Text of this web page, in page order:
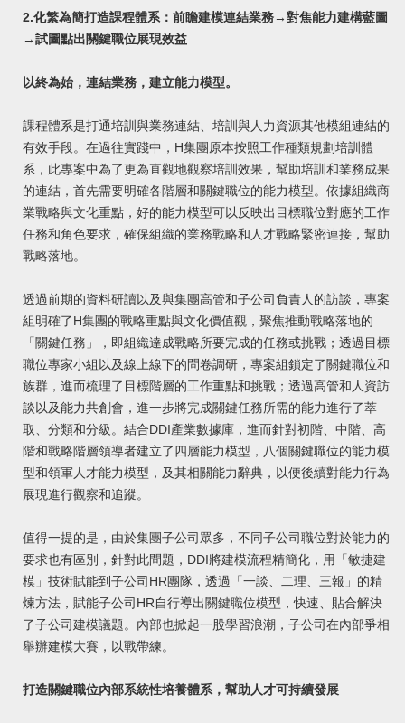
2.化繁為簡打造課程體系：前瞻建模連結業務→對焦能力建構藍圖
→試圖點出關鍵職位展現效益
以終為始，連結業務，建立能力模型。
課程體系是打通培訓與業務連結、培訓與人力資源其他模組連結的
有效手段。在過往實踐中，H集團原本按照工作種類規劃培訓體
系，此專案中為了更為直觀地觀察培訓效果，幫助培訓和業務成果
的連結，首先需要明確各階層和關鍵職位的能力模型。依據組織商
業戰略與文化重點，好的能力模型可以反映出目標職位對應的工作
任務和角色要求，確保組織的業務戰略和人才戰略緊密連接，幫助
戰略落地。
透過前期的資料研讀以及與集團高管和子公司負責人的訪談，專案
組明確了H集團的戰略重點與文化價值觀，聚焦推動戰略落地的
「關鍵任務」，即組織達成戰略所要完成的任務或挑戰；透過目標
職位專家小組以及線上線下的問卷調研，專案組鎖定了關鍵職位和
族群，進而梳理了目標階層的工作重點和挑戰；透過高管和人資訪
談以及能力共創會，進一步將完成關鍵任務所需的能力進行了萃
取、分類和分級。結合DDI產業數據庫，進而針對初階、中階、高
階和戰略階層領導者建立了四層能力模型，八個關鍵職位的能力模
型和領軍人才能力模型，及其相關能力辭典，以便後續對能力行為
展現進行觀察和追蹤。
值得一提的是，由於集團子公司眾多，不同子公司職位對於能力的
要求也有區別，針對此問題，DDI將建模流程精簡化，用「敏捷建
模」技術賦能到子公司HR團隊，透過「一談、二理、三報」的精
煉方法，賦能子公司HR自行導出關鍵職位模型，快速、貼合解決
了子公司建模議題。內部也掀起一股學習浪潮，子公司在內部爭相
舉辦建模大賽，以戰帶練。
打造關鍵職位內部系統性培養體系，幫助人才可持續發展